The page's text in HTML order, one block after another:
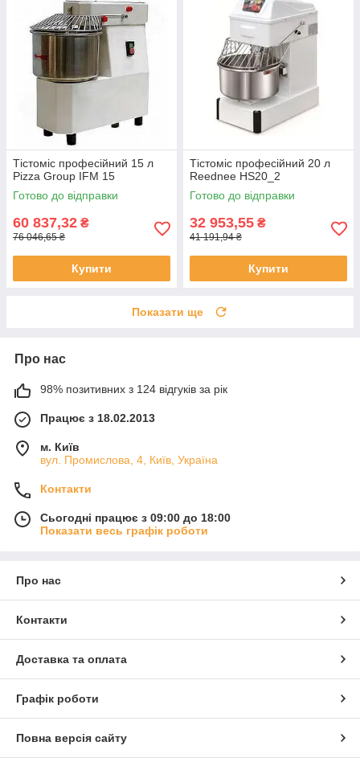
Тістоміс професійний 15 л
Pizza Group IFM 15
Готово до відправки
60 837,32 ₴
76 046,65 ₴
Купити
Тістоміс професійний 20 л
Reednee HS20_2
Готово до відправки
32 953,55 ₴
41 191,94 ₴
Купити
Показати ще
Про нас
98% позитивних з 124 відгуків за рік
Працює з 18.02.2013
м. Київ
вул. Промислова, 4, Київ, Україна
Контакти
Сьогодні працює з 09:00 до 18:00
Показати весь графік роботи
Про нас
Контакти
Доставка та оплата
Графік роботи
Повна версія сайту